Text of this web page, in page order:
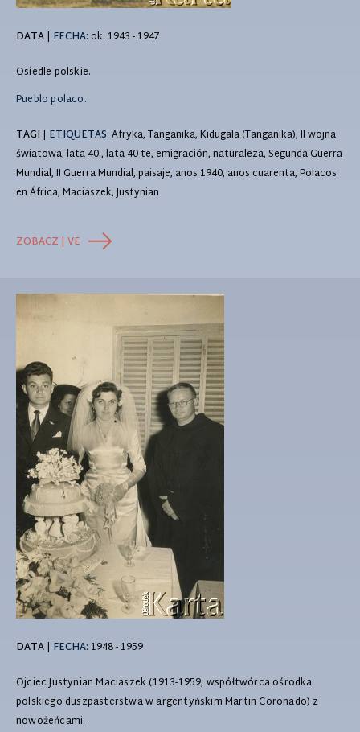
DATA| FECHA:ok. 1943 - 1947
Osiedle polskie.
Pueblo polaco.
TAGI | ETIQUETAS: Afryka, Tanganika, Kidugala (Tanganika), II wojna
światowa, lata 40., lata 40-te, emigración, naturaleza, Segunda Guerra
Mundial, II Guerra Mundial, paisaje, anos 1940, anos cuarenta, Polacos
en África, Maciaszek, Justynian
ZOBACZ | VE
DATA| FECHA: 1948 - 1959
Ojciec Justynian Maciaszek (1913-1959, współtwórca ośrodka
polskiego duszpasterstwa w argentyńskim Martin Coronado) z
nowożeńcami.